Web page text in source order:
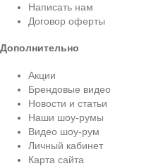
Написать нам
Договор оферты
Дополнительно
Акции
Брендовые видео
Новости и статьи
Наши шоу-румы
Видео шоу-рум
Личный кабинет
Карта сайта